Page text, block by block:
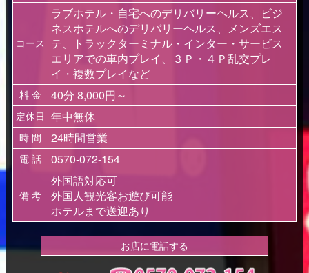
コース
ラブホテル・自宅へのデリバリーヘルス、ビジ
ネスホテルへのデリバリーヘルス、メンズエス
テ、トラックターミナル・インター・サービス
エリアでの車内プレイ、３Ｐ・４Ｐ乱交プレ
イ・複数プレイなど
料 金 40分 8,000円～
定休日 年中無休
時 間 24時間営業
電 話 0570-072-154
備 考
外国語対応可
外国人観光客お遊び可能
ホテルまで送迎あり
お店に電話する